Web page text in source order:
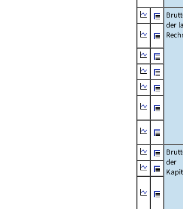
der
der